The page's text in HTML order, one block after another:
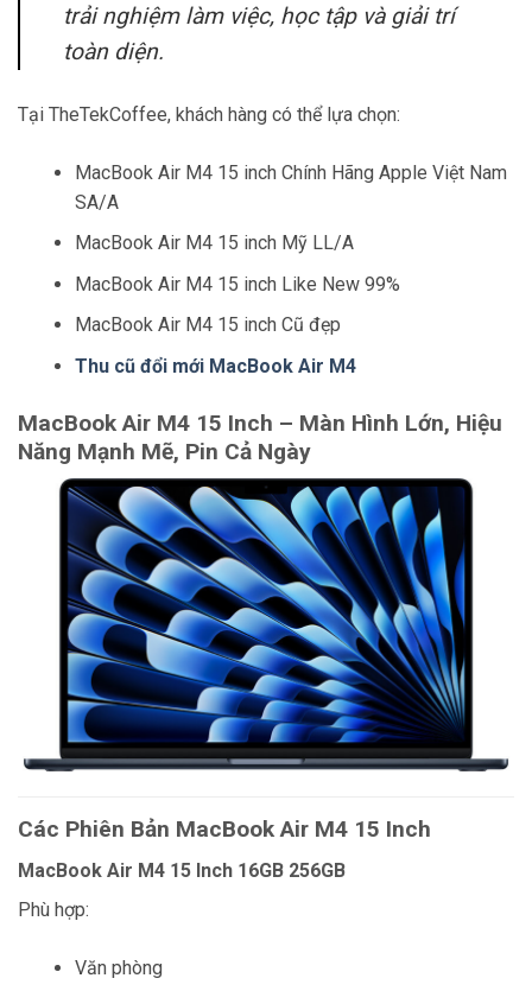
trải nghiệm làm việc, học tập và giải trí
toàn diện.
Tại TheTekCoffee, khách hàng có thể lựa chọn:
MacBook Air M4 15 inch Chính Hãng Apple Việt Nam
SA/A
MacBook Air M4 15 inch Mỹ LL/A
MacBook Air M4 15 inch Like New 99%
MacBook Air M4 15 inch Cũ đẹp
Thu cũ đổi mới MacBook Air M4
MacBook Air M4 15 Inch – Màn Hình Lớn, Hiệu
Năng Mạnh Mẽ, Pin Cả Ngày
Các Phiên Bản MacBook Air M4 15 Inch
MacBook Air M4 15 Inch 16GB 256GB
Phù hợp:
Văn phòng